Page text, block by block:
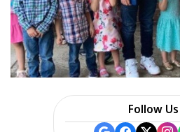
Follow Us